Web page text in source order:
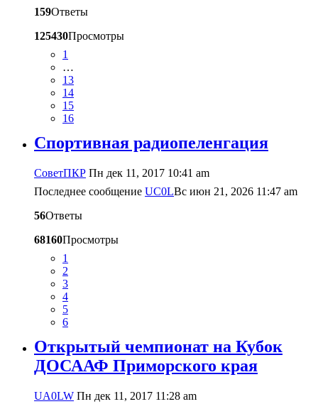
159Ответы
125430Просмотры
1
…
13
14
15
16
Cпортивная радиопеленгация
CоветПКР Пн дек 11, 2017 10:41 am
Последнее сообщение UC0LВс июн 21, 2026 11:47 am
56Ответы
68160Просмотры
1
2
3
4
5
6
Открытый чемпионат на Кубок
ДОСААФ Приморского края
UA0LW Пн дек 11, 2017 11:28 am